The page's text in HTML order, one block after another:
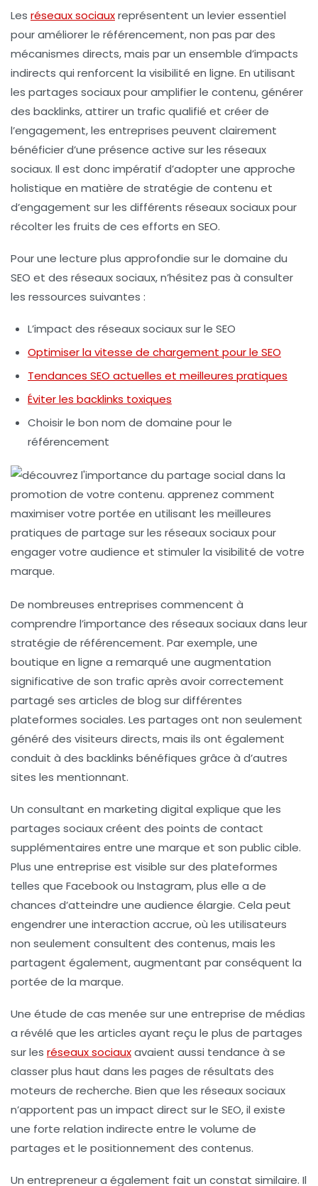
Les réseaux sociauxreprésentent un levier essentiel
pour améliorer le référencement, non pas par des
mécanismes directs, mais par un ensemble d’impacts
indirects qui renforcent la visibilité en ligne. En utilisant
les partages sociaux pour amplifier le contenu, générer
des backlinks, attirer un trafic qualifié et créer de
l’engagement, les entreprises peuvent clairement
bénéficier d’une présence active sur les réseaux
sociaux. Il est donc impératif d’adopter une approche
holistique en matière de stratégie de contenu et
d’engagement sur les différents réseaux sociaux pour
récolter les fruits de ces efforts en SEO.
Pour une lecture plus approfondie sur le domaine du
SEO et des réseaux sociaux, n’hésitez pas à consulter
les ressources suivantes :
L’impact des réseaux sociaux sur le SEO
Optimiser la vitesse de chargement pour le SEO
Tendances SEO actuelles et meilleures pratiques
Éviter les backlinks toxiques
Choisir le bon nom de domaine pour le
référencement
De nombreuses entreprises commencent à
comprendre l’importance des réseaux sociaux dans leur
stratégie de référencement. Par exemple, une
boutique en ligne a remarqué une augmentation
significative de son trafic après avoir correctement
partagé ses articles de blog sur différentes
plateformes sociales. Les partages ont non seulement
généré des visiteurs directs, mais ils ont également
conduit à des backlinks bénéfiques grâce à d’autres
sites les mentionnant.
Un consultant en marketing digital explique que les
partages sociauxcréent des points de contact
supplémentaires entre une marque et son public cible.
Plus une entreprise est visible sur des plateformes
telles que Facebook ou Instagram, plus elle a de
chances d’atteindre une audience élargie. Cela peut
engendrer une interaction accrue, où les utilisateurs
non seulement consultent des contenus, mais les
partagent également, augmentant par conséquent la
portée de la marque.
Une étude de cas menée sur une entreprise de médias
a révélé que les articles ayant reçu le plus de partages
sur les réseaux sociauxavaient aussi tendance à se
classer plus haut dans les pages de résultats des
moteurs de recherche. Bien que les réseaux sociaux
n’apportent pas un impact direct sur le SEO, il existe
une forte relation indirecte entre le volume de
partages et le positionnement des contenus.
Un entrepreneur a également fait un constat similaire. Il